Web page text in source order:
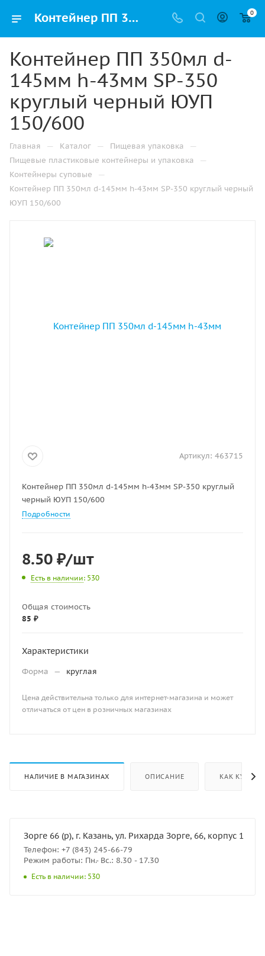
Контейнер ПП 350мл d-145мм h-43мм SP-350 круглый черный ЮУП 150/600 купить оптом и розницу с доставкой в Казани 0
Контейнер ПП 350мл d-
145мм h-43мм SP-350
круглый черный ЮУП
150/600
Главная — Каталог — Пищевая упаковка —
Пищевые пластиковые контейнеры и упаковка —
Контейнеры суповые —
Контейнер ПП 350мл d-145мм h-43мм SP-350 круглый черный
ЮУП 150/600
Артикул: 463715
Контейнер ПП 350мл d-145мм h-43мм SP-350 круглый
черный ЮУП 150/600
Подробности
8.50 ₽/шт
Есть в наличии: 530
Общая стоимость
85 ₽
Характеристики
Форма — круглая
Цена действительна только для интернет-магазина и может
отличаться от цен в розничных магазинах
НАЛИЧИЕ В МАГАЗИНАХ ОПИСАНИЕ КАК КУПИТЬ
Зорге 66 (р), г. Казань, ул. Рихарда Зорге, 66, корпус 1
Телефон: +7 (843) 245-66-79
Режим работы: Пн.- Вс.: 8.30 - 17.30
Есть в наличии: 530